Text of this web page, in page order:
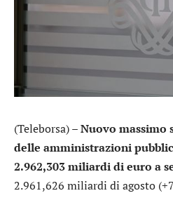
(Teleborsa) –Nuovo massimo
delle amministrazioni
2.962,303 miliardi di euro a
2.961,626 miliardi di agosto